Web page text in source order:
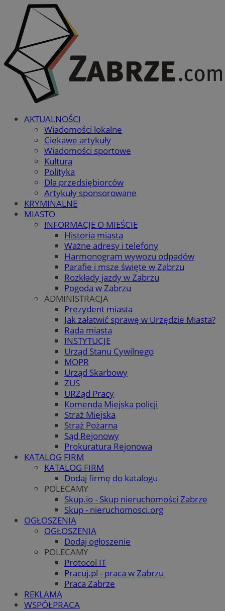
AKTUALNOŚCI
Wiadomości lokalne
Ciekawe artykuły
Wiadomości sportowe
Kultura
Polityka
Dla przedsiębiorców
Artykuły sponsorowane
KRYMINALNE
MIASTO
INFORMACJE O MIEŚCIE
Historia miasta
Ważne adresy i telefony
Harmonogram wywozu odpadów
Parafie i msze święte w Zabrzu
Rozkłady jazdy w Zabrzu
Pogoda w Zabrzu
ADMINISTRACJA
Prezydent miasta
Jak załatwić sprawę w Urzędzie Miasta?
Rada miasta
INSTYTUCJE
Urząd Stanu Cywilnego
MOPR
Urząd Skarbowy
ZUS
URZąd Pracy
Komenda Miejska policji
Straż Miejska
Straż Pożarna
Sąd Rejonowy
Prokuratura Rejonowa
KATALOG FIRM
KATALOG FIRM
Dodaj firmę do katalogu
POLECAMY
Skup.io - Skup nieruchomości Zabrze
Skup - nieruchomosci.org
OGŁOSZENIA
OGŁOSZENIA
Dodaj ogłoszenie
POLECAMY
Protocol IT
Pracuj.pl - praca w Zabrzu
Praca Zabrze
REKLAMA
WSPÓŁPRACA